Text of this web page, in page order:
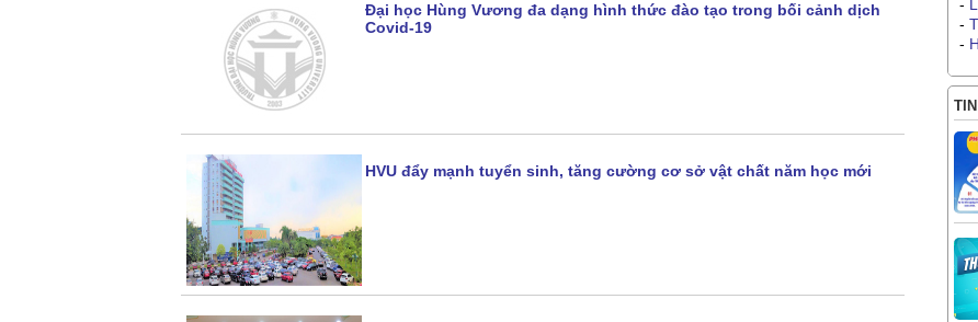
Đại học Hùng Vương đa dạng hình thức đào tạo trong bối cảnh dịch
Covid-19
HVU đẩy mạnh tuyển sinh, tăng cường cơ sở vật chất năm học mới
-
-
-